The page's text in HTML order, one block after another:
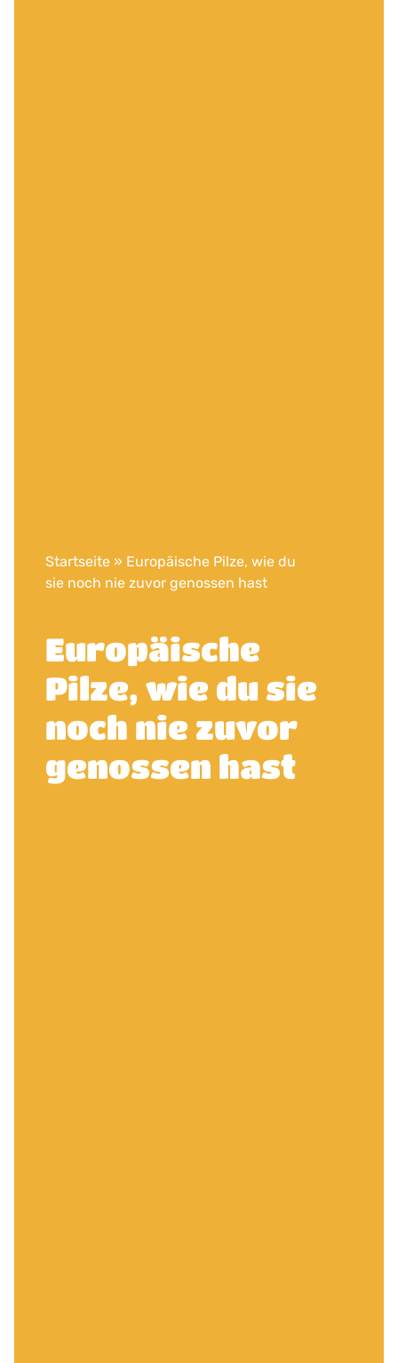
Startseite» Europäische Pilze, wie du
sie noch nie zuvor genossen hast
Europäische
Pilze, wie du sie
noch nie zuvor
genossen hast